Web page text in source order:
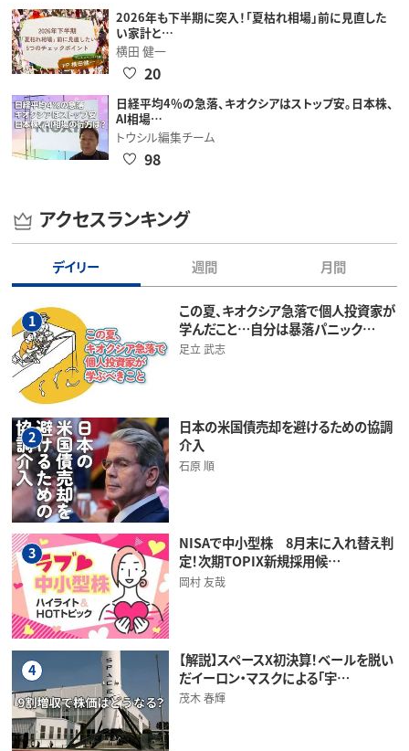
2026年も下半期に突入！「夏枯れ相場」前に見直した
い家計と…
横田 健一
20
日経平均4％の急落、キオクシアはストップ安。日本株、
AI相場…
トウシル編集チーム
98
アクセスランキング
デイリー 週間 月間
1
この夏、キオクシア急落で個人投資家が
学んだこと…自分は暴落パニック…
足立 武志
2
日本の米国債売却を避けるための協調
介入
石原 順
3
NISAで中小型株 8月末に入れ替え判
定！次期TOPIX新規採用候…
岡村 友哉
4
【解説】スペースX初決算！ベールを脱い
だイーロン・マスクによる「宇…
茂木 春輝